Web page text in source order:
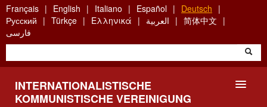
Skip
to
main
content
Français English Italiano Español
Deutsch
Русский
Türkçe Ελληνικά العربية
简体中文
فارسی
INTERNATIONALISTISCHE
KOMMUNISTISCHE VEREINIGUNG